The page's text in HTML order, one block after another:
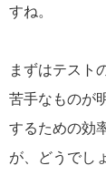
すね。
まずはテスト
苦手なものが
するための効
が、どうでし